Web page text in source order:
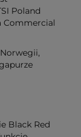
Poland
Commercial
Black Red